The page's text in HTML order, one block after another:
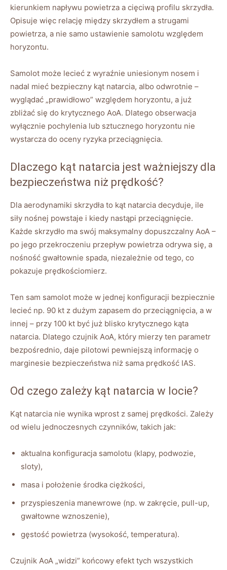
kierunkiem napływu powietrza a cięciwą profilu skrzydła.
Opisuje więc relację między skrzydłem a strugami
powietrza, a nie samo ustawienie samolotu względem
horyzontu.
Samolot może lecieć z wyraźnie uniesionym nosem i
nadal mieć bezpieczny kąt natarcia, albo odwrotnie –
wyglądać „prawidłowo” względem horyzontu, a już
zbliżać się do krytycznego AoA. Dlatego obserwacja
wyłącznie pochylenia lub sztucznego horyzontu nie
wystarcza do oceny ryzyka przeciągnięcia.
Dlaczego kąt natarcia jest ważniejszy dla
bezpieczeństwa niż prędkość?
Dla aerodynamiki skrzydła to kąt natarcia decyduje, ile
siły nośnej powstaje i kiedy nastąpi przeciągnięcie.
Każde skrzydło ma swój maksymalny dopuszczalny AoA –
po jego przekroczeniu przepływ powietrza odrywa się, a
nośność gwałtownie spada, niezależnie od tego, co
pokazuje prędkościomierz.
Ten sam samolot może w jednej konfiguracji bezpiecznie
lecieć np. 90 kt z dużym zapasem do przeciągnięcia, a w
innej – przy 100 kt być już blisko krytycznego kąta
natarcia. Dlatego czujnik AoA, który mierzy ten parametr
bezpośrednio, daje pilotowi pewniejszą informację o
marginesie bezpieczeństwa niż sama prędkość IAS.
Od czego zależy kąt natarcia w locie?
Kąt natarcia nie wynika wprost z samej prędkości. Zależy
od wielu jednoczesnych czynników, takich jak:
aktualna konfiguracja samolotu (klapy, podwozie,
sloty),
masa i położenie środka ciężkości,
przyspieszenia manewrowe (np. w zakręcie, pull-up,
gwałtowne wznoszenie),
gęstość powietrza (wysokość, temperatura).
Czujnik AoA „widzi” końcowy efekt tych wszystkich